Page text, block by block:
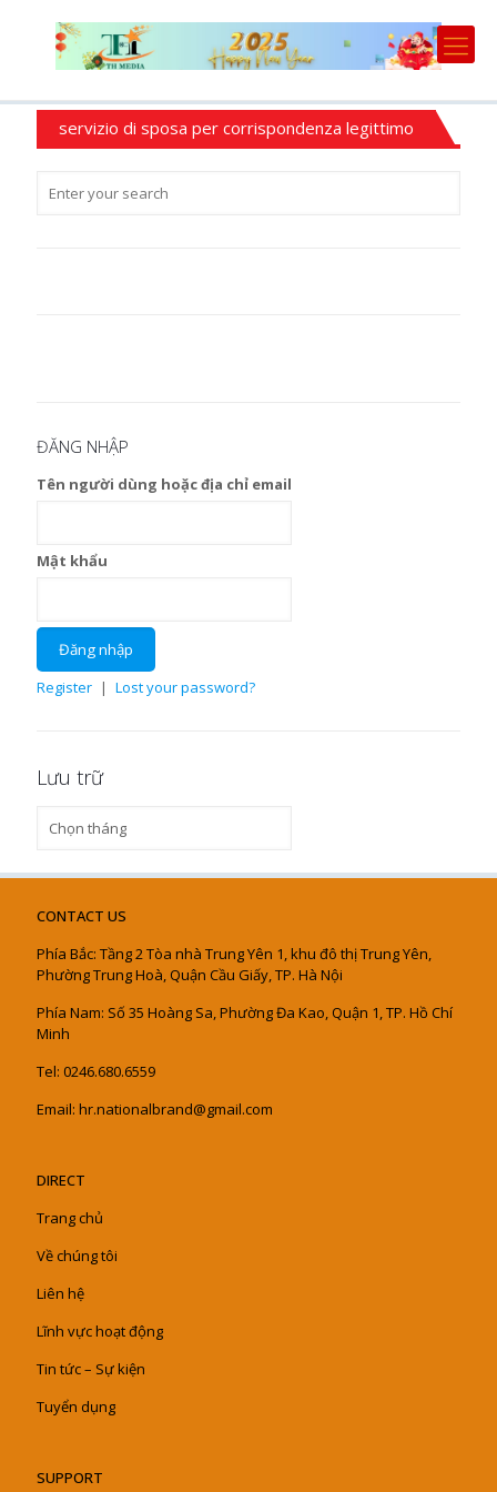
servizio di sposa per corrispondenza legittimo
ĐĂNG NHẬP
Tên người dùng hoặc địa chỉ email
Mật khẩu
Register | Lost your password?
Lưu trữ
trữ
CONTACT US
Phía Bắc: Tầng 2 Tòa nhà Trung Yên 1, khu đô thị Trung Yên,
Phường Trung Hoà, Quận Cầu Giấy, TP. Hà Nội
Phía Nam: Số 35 Hoàng Sa, Phường Đa Kao, Quận 1, TP. Hồ Chí
Minh
Tel: 0246.680.6559
Email: hr.nationalbrand@gmail.com
DIRECT
Trang chủ
Về chúng tôi
Liên hệ
Lĩnh vực hoạt động
Tin tức – Sự kiện
Tuyển dụng
SUPPORT